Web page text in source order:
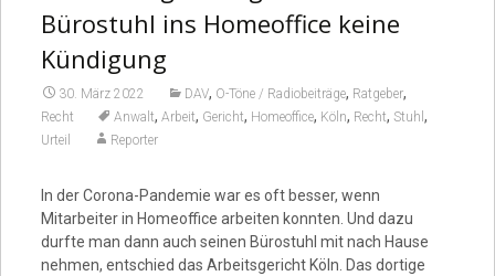
Bürostuhl ins Homeoffice keine
Kündigung
30. März 2022 DAV, O-Töne / Radiobeiträge, Ratgeber,
Recht Anwalt, Arbeit, Gericht, Homeoffice, Köln, Recht, Stuhl ,
Urteil Reporter
In der Corona-Pandemie war es oft besser, wenn
Mitarbeiter in Homeoffice arbeiten konnten. Und dazu
durfte man dann auch seinen Bürostuhl mit nach Hause
nehmen, entschied das Arbeitsgericht Köln. Das dortige